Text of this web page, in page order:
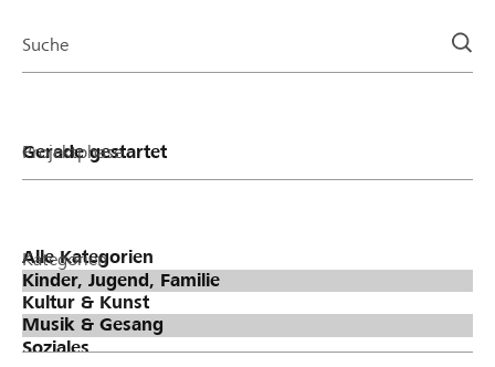
Suche
Projektphase
Kategorien